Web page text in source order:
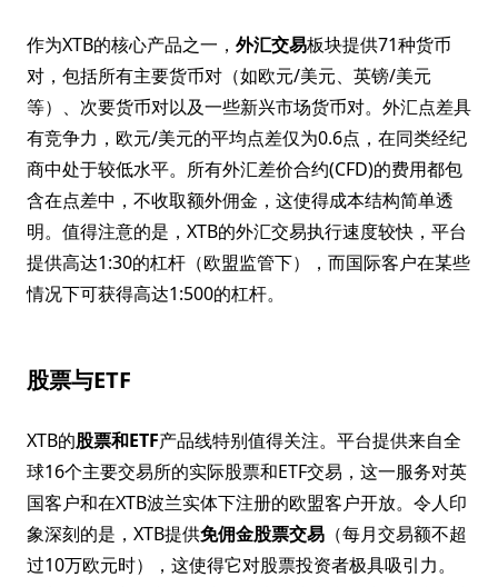
作为XTB的核心产品之一， 外汇交易板块提供71种货币
对，包括所有主要货币对（如欧元/美元、英镑/美元
等）、次要货币对以及一些新兴市场货币对。外汇点差具
有竞争力，欧元/美元的平均点差仅为0.6点，在同类经纪
商中处于较低水平。所有外汇差价合约(CFD)的费用都包
含在点差中，不收取额外佣金，这使得成本结构简单透
明。值得注意的是，XTB的外汇交易执行速度较快，平台
提供高达1:30的杠杆（欧盟监管下），而国际客户在某些
情况下可获得高达1:500的杠杆。
股票与ETF
XTB的股票和ETF产品线特别值得关注。平台提供来自全
球16个主要交易所的实际股票和ETF交易，这一服务对英
国客户和在XTB波兰实体下注册的欧盟客户开放。令人印
象深刻的是，XTB提供免佣金股票交易 （每月交易额不超
过10万欧元时），这使得它对股票投资者极具吸引力。